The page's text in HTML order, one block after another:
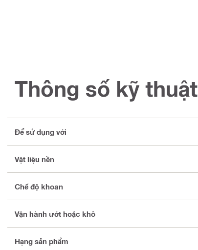
Thông số kỹ thuật
Để sử dụng với
Vật liệu nền
Chế độ khoan
Vận hành ướt hoặc khô
Hạng sản phẩm